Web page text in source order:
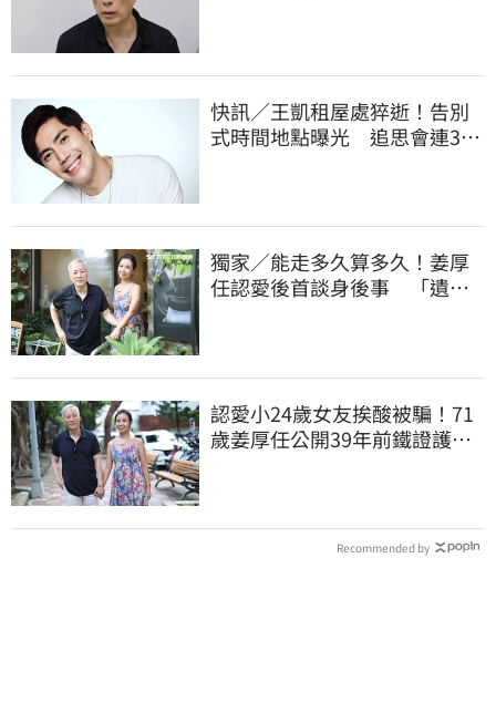
快訊／王凱租屋處猝逝！告別
式時間地點曝光 追思會連3天
獨家／能走多久算多久！姜厚
任認愛後首談身後事 「遺囑
認愛小24歲女友挨酸被騙！71
歲姜厚任公開39年前鐵證護
Recommended by